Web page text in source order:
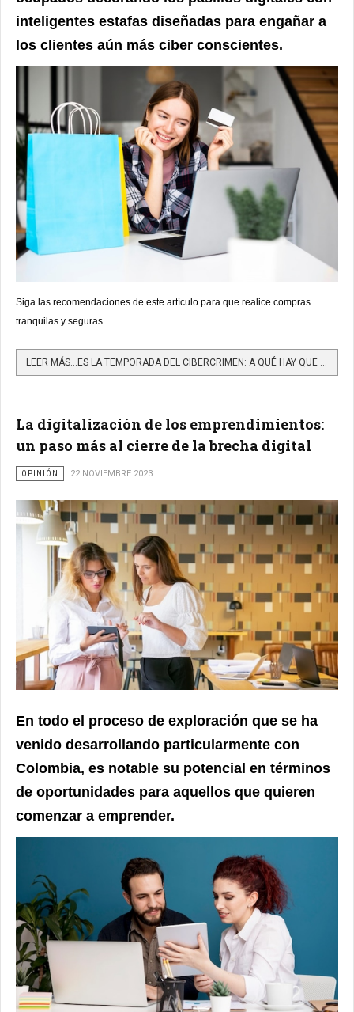
inteligentes estafas diseñadas para engañar a
los clientes aún más ciber conscientes.
Siga las recomendaciones de este artículo para que realice compras
tranquilas y seguras
La digitalización de los emprendimientos:
un paso más al cierre de la brecha digital
OPINIÓN 22 NOVIEMBRE 2023
En todo el proceso de exploración que se ha
venido desarrollando particularmente con
Colombia, es notable su potencial en términos
de oportunidades para aquellos que quieren
comenzar a emprender.